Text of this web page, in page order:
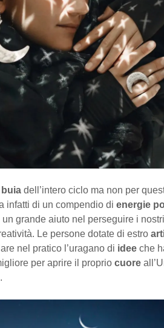
buia dell’intero ciclo ma non per
infatti di un compendio di energie
grande aiuto nel perseguire i nostri
Le persone dotate di estro
nel pratico l’uragano di idee che
per aprire il proprio cuore